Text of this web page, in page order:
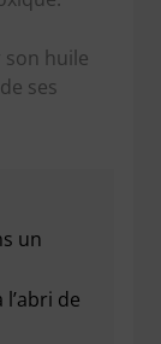
huile
ses
un
de